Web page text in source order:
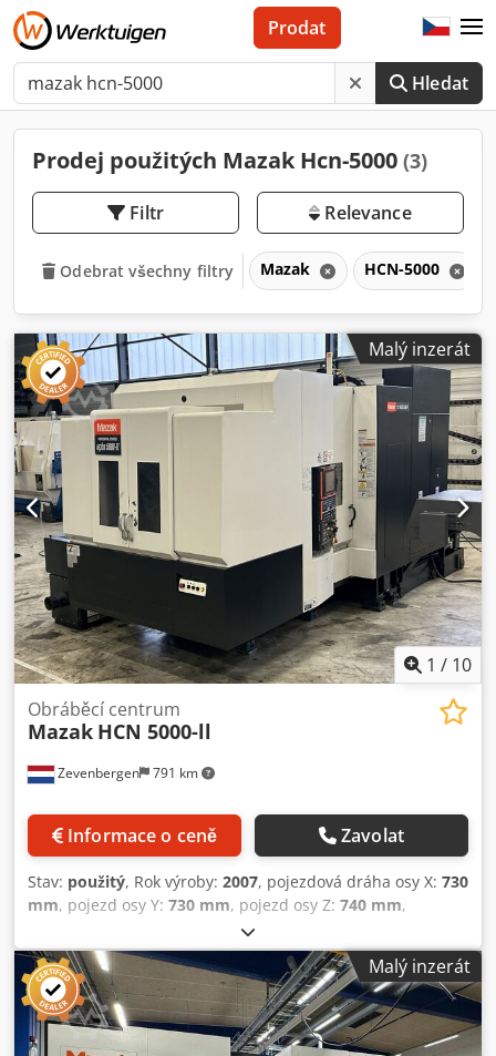
Hledat
Prodat
Prodej použitých Mazak Hcn-5000 (3)
Filtr Relevance
Odebrat všechny filtry Mazak HCN-5000
Malý inzerát
1 / 10
Zevenbergen 791 km
Obráběcí centrum
Mazak HCN 5000-ll
Informace o ceně Zavolat
Stav: použitý, Rok výroby: 2007, pojezdová dráha osy X: 730
mm, pojezd osy Y: 730 mm, pojezd osy Z: 740 mm,
700 kg
jednotek:Mazatrol, celková výška:2 813 mm, celková
délka:5 985 mm , celková šířka:3 056 mm, celková
hmotnost:11 000 kg , délka stolu:500 mm, šířka stolu:
500
mm, model regulátoru:Matrix Nexus, maximální otáčky
vřetene:18 000 ot./min , Vybavení:dokumentace /
Malý inzerát